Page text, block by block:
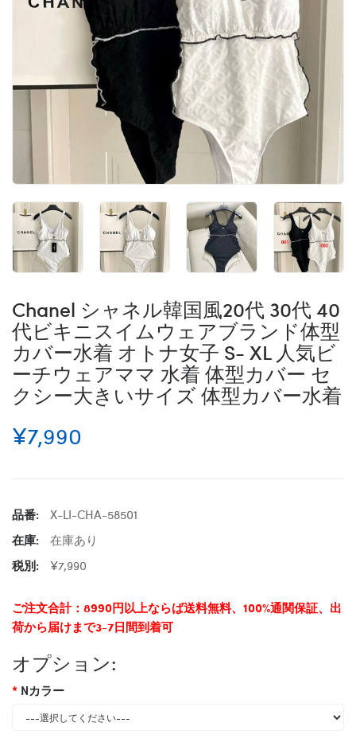
Chanel シャネル韓国風20代 30代 40
代ビキニスイムウェアブランド体型
カバー水着 オトナ女子 S- XL 人気ビ
ーチウェアママ 水着 体型カバー セ
クシー大きいサイズ 体型カバー水着
¥7,990
品番:
X-LI-CHA-58501
在庫:
在庫あり
税別:
¥7,990
ご注文合計：8990円以上ならば送料無料、100%通関保証、出
荷から届けまで3-7日間到着可
オプション:
Nカラー